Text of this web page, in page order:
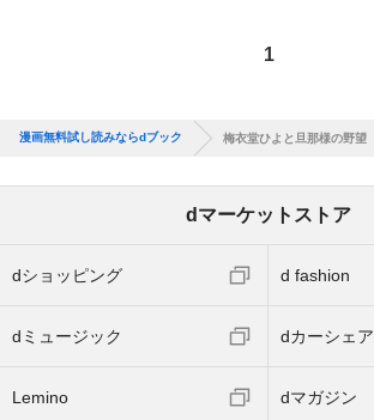
1
漫画無料試し読みならdブック 梅衣堂ひよと旦那様の野望
dマーケットストア
dショッピング d fashion
dミュージック dカーシェア
Lemino dマガジン